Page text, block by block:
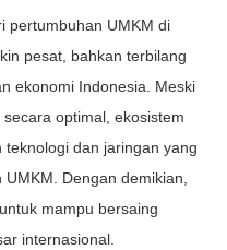
pertumbuhan UMKM di
pesat, bahkan terbilang
ekonomi Indonesia. Meski
optimal, ekosistem
dan jaringan yang
Dengan demikian,
mampu bersaing
internasional.